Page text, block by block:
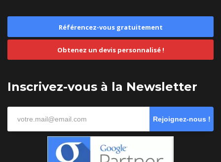
Référencez-vous gratuitement
Obtenez un devis personnalisé !
Inscrivez-vous à la Newsletter
Rejoignez-nous !